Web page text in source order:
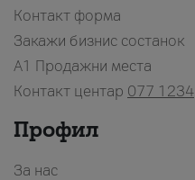
Контакт форма
Закажи бизнис состанок
A1 Продажни места
Контакт центар 077 1234
Профил
За нас